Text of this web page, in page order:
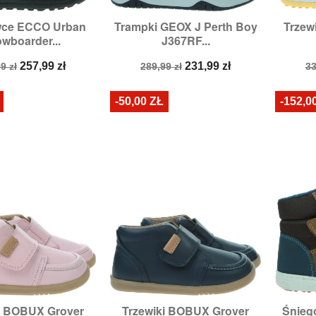
ECCO Urban
zł Cena
257,99 zł
podgląd
27,28,29,30,
Trampki GEOX J Perth Boy
J367RF...
Cena
289,99 zł Cena
231,99 zł
Szybki podgląd
Rozmiary:31, 32,
Grover
podgląd Trzewiki BOBUX Grover
Szybki podgląd
-50,00 ZŁ -